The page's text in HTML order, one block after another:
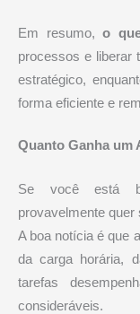
Em resumo,o
processos e liberar
estratégico,
forma eficiente e
Quanto Ganha um
Se você está
provavelmente quer
A boa notícia é que
da carga horária,
tarefas
consideráveis.